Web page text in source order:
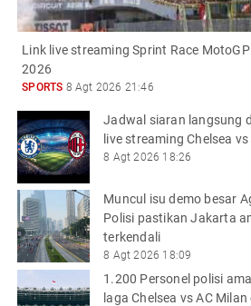
Link live streaming Sprint Race
2026
SPORTS 8 Agt 2026 21:46
Jadwal siaran langsung
live streaming Chelsea
8 Agt 2026 18:26
Muncul isu demo besar
Polisi pastikan Jakarta
terkendali
8 Agt 2026 18:09
1.200 Personel polisi
laga Chelsea vs AC Milan